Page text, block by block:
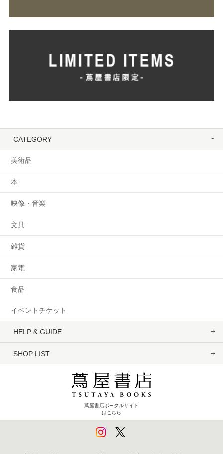
CATEGORY
美術品
本
映像・音楽
文具
雑貨
家電
食品
イベントチケット
HELP & GUIDE
SHOP LIST
蔦屋書店ポータルサイト
はこちら